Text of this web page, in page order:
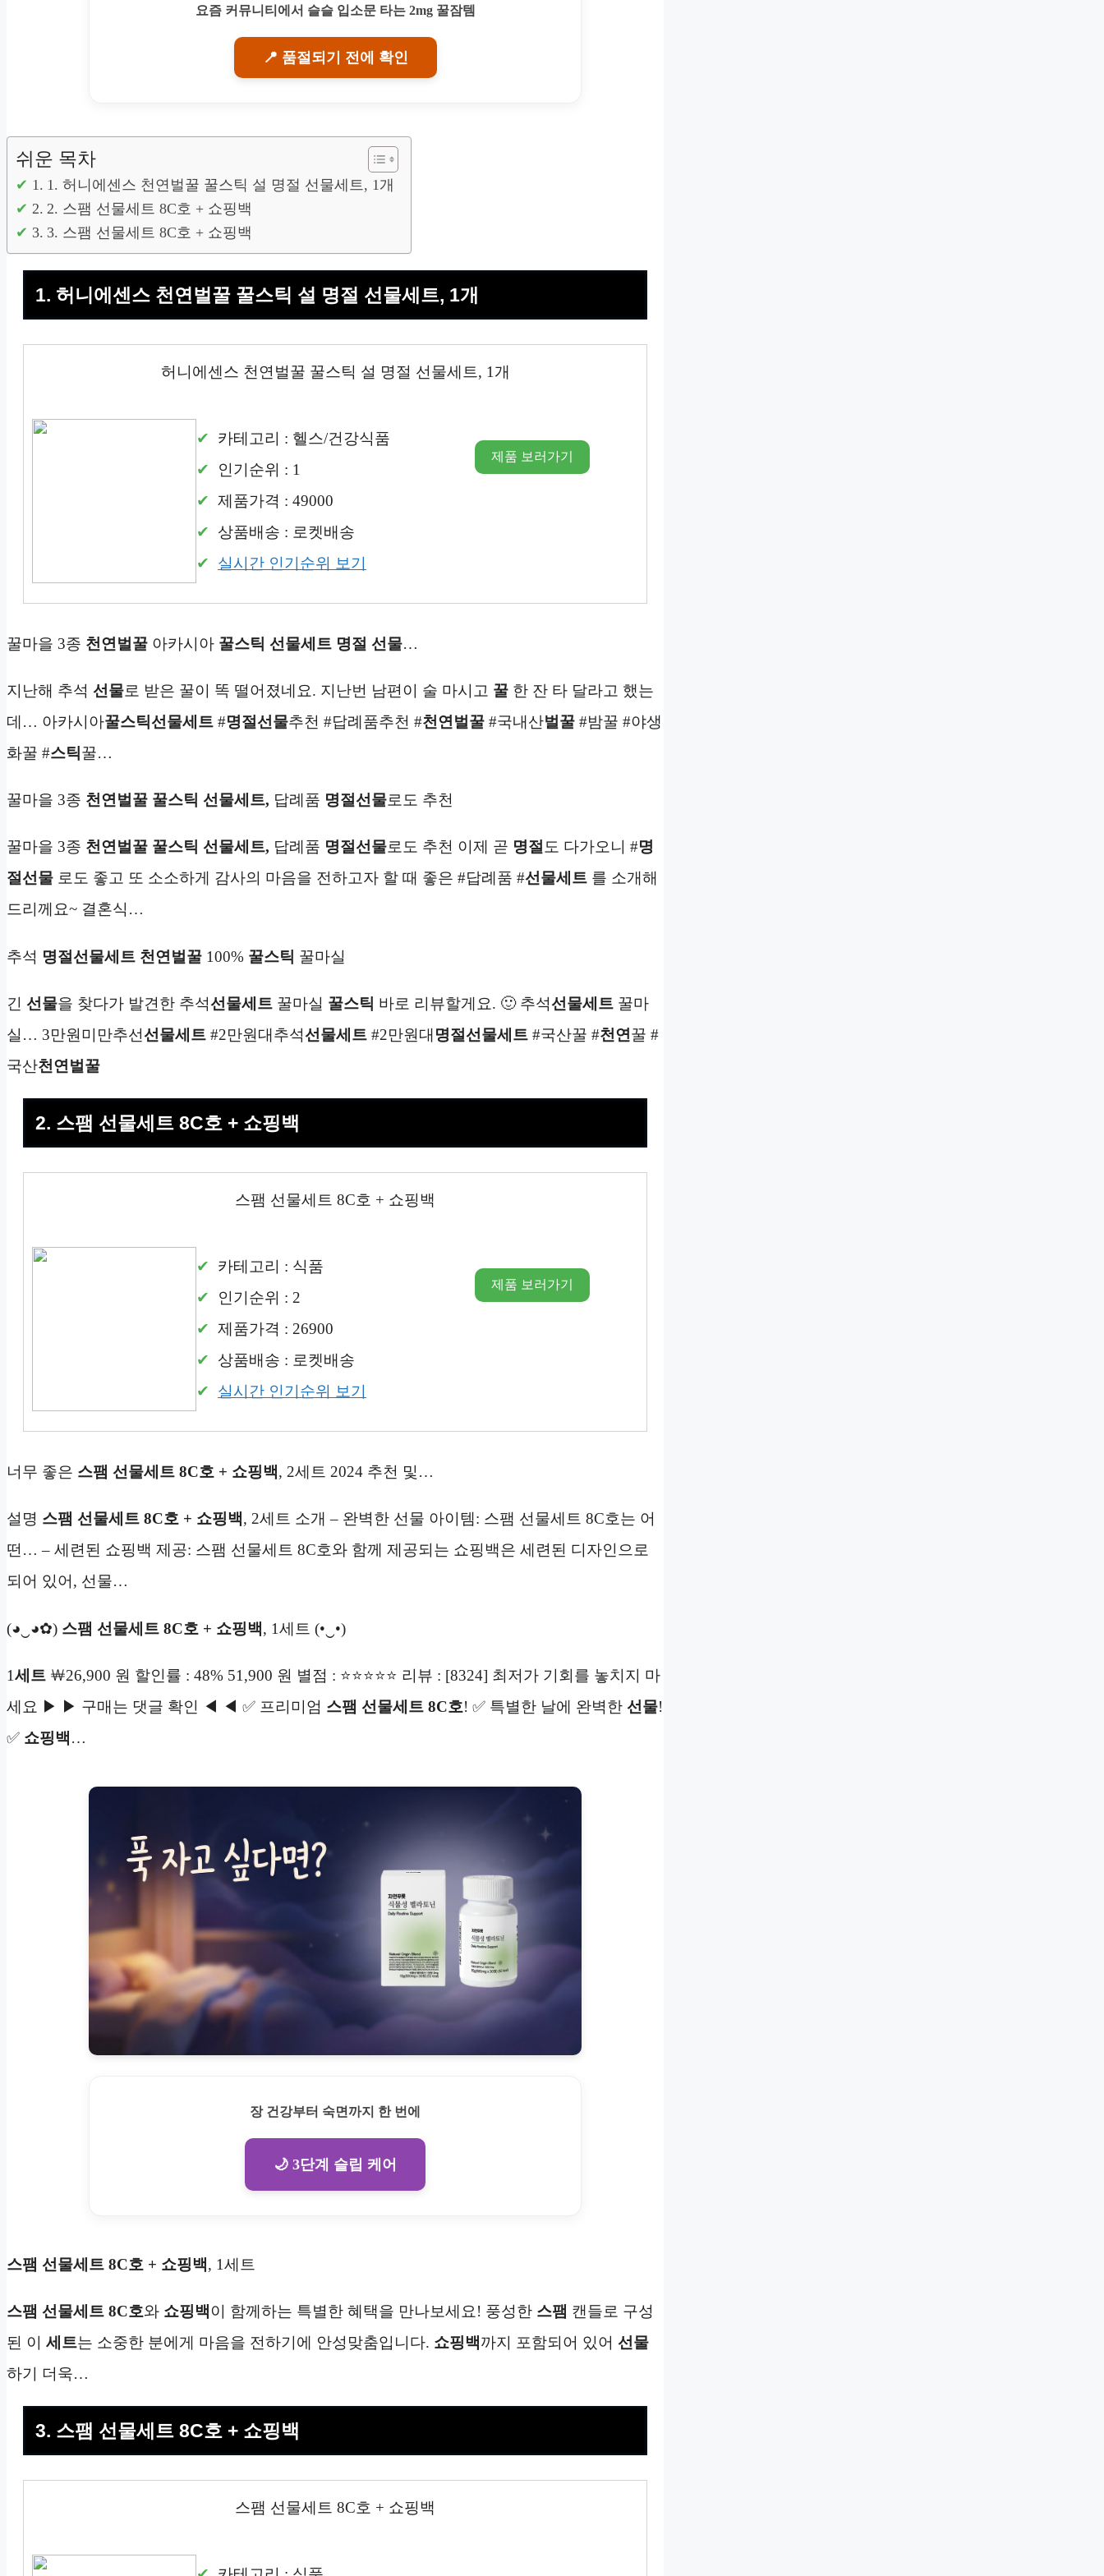
요즘 커뮤니티에서 슬슬 입소문 타는 2mg 꿀잠템
📍 품절되기 전에 확인
쉬운 목차
1. 허니에센스 천연벌꿀 꿀스틱 설 명절 선물세트, 1개
2. 스팸 선물세트 8C호 + 쇼핑백
3. 스팸 선물세트 8C호 + 쇼핑백
1. 허니에센스 천연벌꿀 꿀스틱 설 명절 선물세트, 1개
허니에센스 천연벌꿀 꿀스틱 설 명절 선물세트, 1개
카테고리 : 헬스/건강식품
인기순위 : 1
제품가격 : 49000
상품배송 : 로켓배송
실시간 인기순위 보기
제품 보러가기
꿀마을 3종 천연벌꿀 아카시아 꿀스틱 선물세트 명절 선물…
지난해 추석 선물로 받은 꿀이 똑 떨어졌네요. 지난번 남편이 술 마시고 꿀 한 잔 타 달라고 했는
데… 아카시아꿀스틱선물세트 #명절선물추천 #답례품추천 #천연벌꿀 #국내산벌꿀 #밤꿀 #야생
화꿀 #스틱 꿀…
꿀마을 3종 천연벌꿀 꿀스틱 선물세트, 답례품 명절선물로도 추천
꿀마을 3종 천연벌꿀 꿀스틱 선물세트, 답례품 명절선물로도 추천 이제 곧 명절도 다가오니 #명
절선물 로도 좋고 또 소소하게 감사의 마음을 전하고자 할 때 좋은 #답례품 #선물세트 를 소개해
드리께요~ 결혼식…
추석 명절선물세트 천연벌꿀 100% 꿀스틱 꿀마실
긴 선물을 찾다가 발견한 추석선물세트 꿀마실 꿀스틱 바로 리뷰할게요. 🙂 추석선물세트 꿀마
실… 3만원미만추선선물세트 #2만원대추석선물세트 #2만원대명절선물세트 #국산꿀 #천연 꿀 #
국산천연벌꿀
2. 스팸 선물세트 8C호 + 쇼핑백
스팸 선물세트 8C호 + 쇼핑백
카테고리 : 식품
인기순위 : 2
제품가격 : 26900
상품배송 : 로켓배송
실시간 인기순위 보기
제품 보러가기
너무 좋은 스팸 선물세트 8C호 + 쇼핑백, 2세트 2024 추천 및…
설명 스팸 선물세트 8C호 + 쇼핑백, 2세트 소개 – 완벽한 선물 아이템: 스팸 선물세트 8C호는 어
떤… – 세련된 쇼핑백 제공: 스팸 선물세트 8C호와 함께 제공되는 쇼핑백은 세련된 디자인으로
되어 있어, 선물…
(◕‿◕✿) 스팸 선물세트 8C호 + 쇼핑백, 1세트 (•‿•)
1세트 ￦26,900 원 할인률 : 48% 51,900 원 별점 : ⭐⭐⭐⭐⭐ 리뷰 : [8324] 최저가 기회를 놓치지 마
세요 ▶ ▶ 구매는 댓글 확인 ◀ ◀ ✅ 프리미엄 스팸 선물세트 8C호! ✅ 특별한 날에 완벽한 선물!
✅ 쇼핑백…
장 건강부터 숙면까지 한 번에
🌙 3단계 슬립 케어
스팸 선물세트 8C호 + 쇼핑백, 1세트
스팸 선물세트 8C호와 쇼핑백이 함께하는 특별한 혜택을 만나보세요! 풍성한 스팸 캔들로 구성
된 이 세트는 소중한 분에게 마음을 전하기에 안성맞춤입니다. 쇼핑백까지 포함되어 있어 선물
하기 더욱…
3. 스팸 선물세트 8C호 + 쇼핑백
스팸 선물세트 8C호 + 쇼핑백